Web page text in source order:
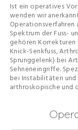
Ist ein operatives
wenden wir
Operationsverfahren
Spektrum der Fuss-
gehören
Knick-Senkfuss,
Sprunggelenk) bei
Sehneneingriffe.
bei Instabilitäten
arthroskopische und